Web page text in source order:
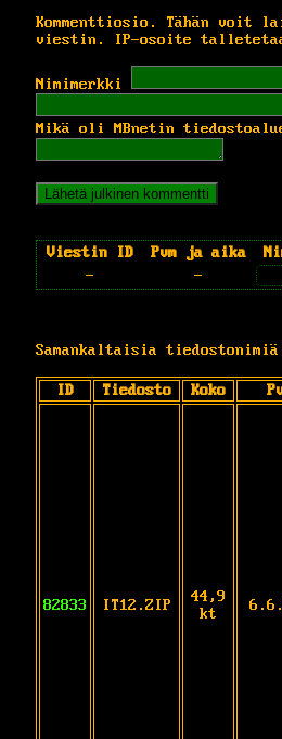
Kommenttiosio. Tähän voit
viestin. IP-osoite
Nimimerkki
Mikä oli MBnetin
Viestin ID Pvm ja aika
-
-
Samankaltaisia
ID Tiedosto Koko
82833 IT12.ZIP
44,9
kt